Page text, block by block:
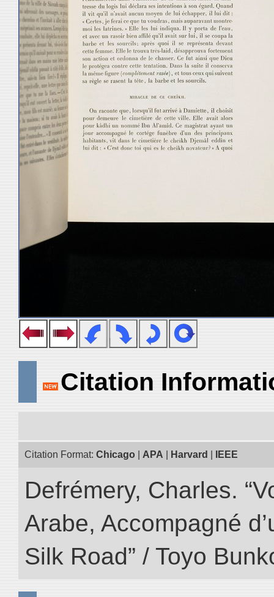
Citation
Citation Format: Chicago APA Harvard IEEE
Defrémery, Charles.
Arabe, Accompagné
Silk Road” / Toyo